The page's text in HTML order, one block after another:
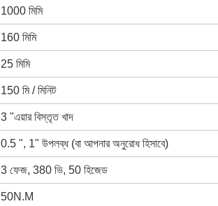
1000 মিমি
160 মিমি
25 মিমি
150 মি / মিনিট
3 "এয়ার বিস্তৃত খাদ
0.5 ", 1" উপলব্ধ (বা আপনার অনুরোধ হিসাবে)
3 ফেজ, 380 ভি, 50 হিজেড
50N.M